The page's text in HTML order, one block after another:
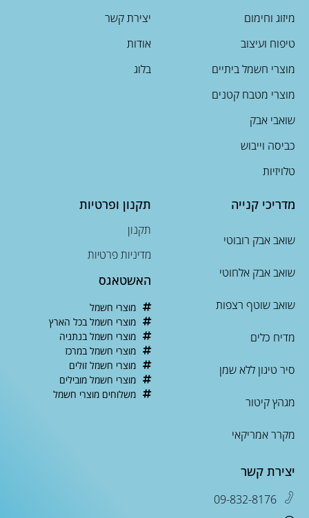
מיזוג וחימום
טיפוח ועיצוב
מוצרי חשמל ביתיים
מוצרי מטבח קטנים
שואבי אבק
כביסה וייבוש
טלויזיות
יצירת קשר
אודות
בלוג
מדריכי קנייה
שואב אבק רובוטי
שואב אבק אלחוטי
שואב שוטף רצפות
מדיח כלים
סיר טיגון ללא שמן
מגהץ קיטור
מקרר אמריקאי
תקנון ופרטיות
תקנון
מדיניות פרטיות
האשטאגס
מוצרי חשמל
מוצרי חשמל בכל הארץ
מוצרי חשמל בנתניה
מוצרי חשמל במרכז
מוצרי חשמל זולים
מוצרי חשמל מובילים
משלוחים מוצרי חשמל
יצירת קשר
09-832-8176